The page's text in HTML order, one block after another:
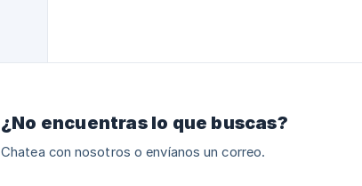
¿No encuentras lo que buscas?
Chatea con nosotros o envíanos un correo.